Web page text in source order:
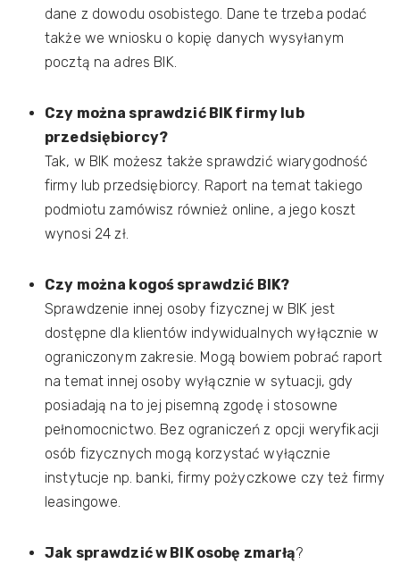
dane z dowodu osobistego. Dane te trzeba podać
także we wniosku o kopię danych wysyłanym
pocztą na adres BIK.
Czy można sprawdzić BIK firmy lub
przedsiębiorcy?
Tak, w BIK możesz także sprawdzić wiarygodność
firmy lub przedsiębiorcy. Raport na temat takiego
podmiotu zamówisz również online, a jego koszt
wynosi 24 zł.
Czy można kogoś sprawdzić BIK?
Sprawdzenie innej osoby fizycznej w BIK jest
dostępne dla klientów indywidualnych wyłącznie w
ograniczonym zakresie. Mogą bowiem pobrać raport
na temat innej osoby wyłącznie w sytuacji, gdy
posiadają na to jej pisemną zgodę i stosowne
pełnomocnictwo. Bez ograniczeń z opcji weryfikacji
osób fizycznych mogą korzystać wyłącznie
instytucje np. banki, firmy pożyczkowe czy też firmy
leasingowe.
Jak sprawdzić w BIK osobę zmarłą?